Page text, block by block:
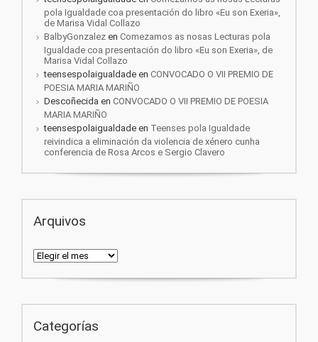
pola Igualdade coa presentación do libro «Eu son Exeria»,
de Marisa Vidal Collazo
BalbyGonzalez en Comezamos as nosas Lecturas pola
Igualdade coa presentación do libro «Eu son Exeria», de
Marisa Vidal Collazo
teensespolaigualdade en CONVOCADO O VII PREMIO DE
POESIA MARIA MARIÑO
Descoñecida en CONVOCADO O VII PREMIO DE POESIA
MARIA MARIÑO
teensespolaigualdade en Teenses pola Igualdade
reivindica a eliminación da violencia de xénero cunha
conferencia de Rosa Arcos e Sergio Clavero
Arquivos
Arquivos
Categorías